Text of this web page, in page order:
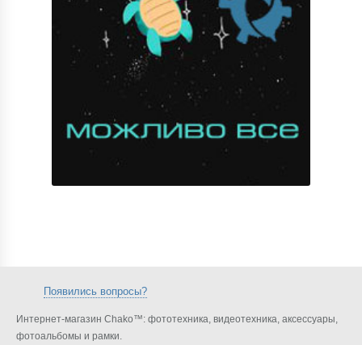
Появились вопросы?
Интернет-магазин Chako™: фототехника, видеотехника, аксессуары,
фотоальбомы и рамки.